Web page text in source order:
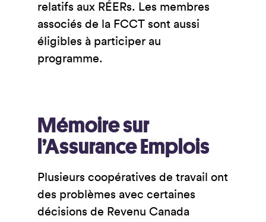
relatifs aux RÉERs. Les membres
associés de la FCCT sont aussi
éligibles à participer au
programme.
Mémoire sur
l’Assurance Emplois
Plusieurs coopératives de travail ont
des problèmes avec certaines
décisions de Revenu Canada